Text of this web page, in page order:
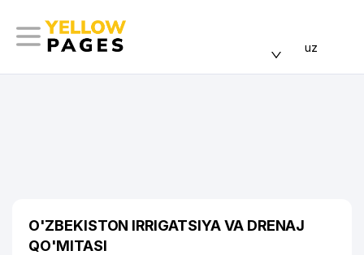
uz
O'ZBEKISTON IRRIGATSIYA VA DRENAJ
QO'MITASI